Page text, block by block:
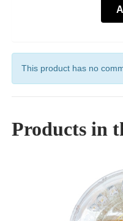
This product has no
Products in